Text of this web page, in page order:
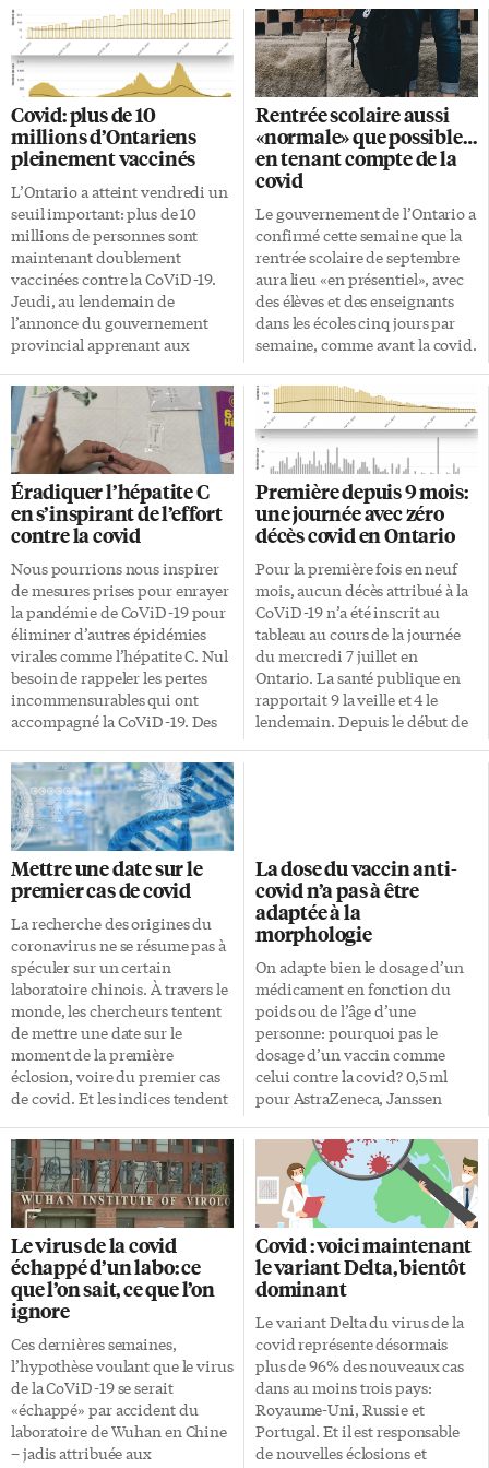
Covid: plus de 10
millions d’Ontariens
pleinement vaccinés
L’Ontario a atteint vendredi un
seuil important: plus de 10
millions de personnes sont
maintenant doublement
vaccinées contre la CoViD-19.
Jeudi, au lendemain de
l’annonce du gouvernement
provincial apprenant aux
présenter une preuve de
vaccination pour participer à
certaines activités, 44 000
personnes ont roulé leur
manche pour recevoir une dose
d’un vaccin anti-covid, plus
que n’importe quel jour depuis
deux semaines. Covid et
activités «non essentielles»
Rappelons qu’à compter du 22
septembre, les établissements
«non essentiels» comme les
restaurants, gyms, cinémas,
concerts, événements sportifs,
casinos devront demander aux
clients leur preuve de
vaccination pour pouvoir offrir
[…]
Rentrée scolaire aussi
«normale» que possible…
en tenant compte de la
covid
Le gouvernement de l’Ontario a
confirmé cette semaine que la
rentrée scolaire de septembre
aura lieu «en présentiel», avec
des élèves et des enseignants
dans les écoles cinq jours par
semaine, comme avant la covid.
disparu, des mesures
d’adaptation et de protection
demeureront en place… Et en
cas d’éclosions locales ou
provinciales, les conseils
scolaires devront être prêts à
reprendre l’enseignement à
distance. Deux cours par
semaine au secondaire
Innovation au secondaire: les
élèves suivront deux cours
seulement par semaine, puis
passeront à deux autres sujets la
semaine suivante. Cela
permettra de limiter la […]
Éradiquer l’hépatite C
en s’inspirant de l’effort
contre la covid
Nous pourrions nous inspirer
de mesures prises pour enrayer
la pandémie de CoViD-19 pour
éliminer d’autres épidémies
virales comme l’hépatite C. Nul
besoin de rappeler les pertes
incommensurables qui ont
accompagné la CoViD-19. Des
de décès… Sans mentionner
l’impact sur nos économies, la
vie sociale et le bien-être
mental. Vaccination à ARNm
contre d’autres maladies Notre
riposte sans précédent à la
covid a cependant de bons
côtés, comme en témoigne la
mise en place de la technologie
de vaccination à ARNm. Une
mission impossible sans un
apport de fonds important et de
ressources humaines dans […]
Première depuis 9 mois:
une journée avec zéro
décès covid en Ontario
Pour la première fois en neuf
mois, aucun décès attribué à la
CoViD-19 n’a été inscrit au
tableau au cours de la journée
du mercredi 7 juillet en
Ontario. La santé publique en
rapportait 9 la veille et 4 le
lendemain. Depuis le début de
comprenant aucune victime de
la covid au cours de la journée
précédente. Le variant Delta de
la covid en Ontario En tout, la
province […]
Mettre une date sur le
premier cas de covid
La recherche des origines du
coronavirus ne se résume pas à
spéculer sur un certain
laboratoire chinois. À travers le
monde, les chercheurs tentent
de mettre une date sur le
moment de la première
éclosion, voire du premier cas
de covid. Et les indices tendent
soit un ou deux mois avant les
premiers cas connus. Alerte à
Wuhan le 30 décembre 2019
Cette première alerte, elle avait
été sonnée le 30 décembre 2019.
Ce jour-là, un message sur un
forum spécialisé en maladies
virales prévenait d’un «avis
d’urgence sur le traitement
d’une pneumonie de cause […]
La dose du vaccin anti-
covid n’a pas à être
adaptée à la
morphologie
On adapte bien le dosage d’un
médicament en fonction du
poids ou de l’âge d’une
personne: pourquoi pas le
dosage d’un vaccin comme
celui contre la covid? 0,5 ml
pour AstraZeneca, Janssen
Moderna, 0,3 ml pour Pfizer…
Les directives du
gouvernement du Canada sont
claires. Le dosage d’un vaccin
est le même pour tous, quels
que soient le poids, la taille,
l’âge ou le sexe. Or, la question a
été soulevée sur les médias
sociaux depuis le début de la
campagne de vaccination.
N’est-ce pas dangereux
d’injecter la même dose à une
femme de 18 ans […]
Le virus de la covid
échappé d’un labo: ce
que l’on sait, ce que l’on
ignore
Ces dernières semaines,
l’hypothèse voulant que le virus
de la CoViD-19 se serait
«échappé» par accident du
laboratoire de Wuhan en Chine
– jadis attribuée aux
Covid : voici maintenant
le variant Delta, bientôt
dominant
Le variant Delta du virus de la
covid représente désormais
plus de 96% des nouveaux cas
dans au moins trois pays:
Royaume-Uni, Russie et
Portugal. Et il est responsable
de nouvelles éclosions et